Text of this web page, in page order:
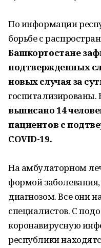
По информации
борьбе с
Башкортостане
подтвержденных
новых случая за
госпитализированы.
выписано 14
пациентов с
COVID-19.
На амбулаторном
формой
диагнозом. Все они
специалистов. С
коронавирусную
республики